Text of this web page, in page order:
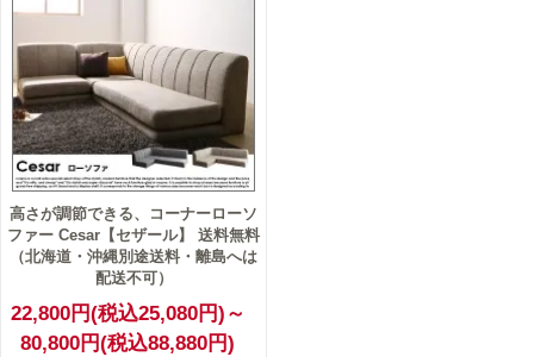
高さが調節できる、コーナーローソ
ファー Cesar【セザール】 送料無料
（北海道・沖縄別途送料・離島へは
配送不可）
22,800円(税込25,080円)～
80,800円(税込88,880円)